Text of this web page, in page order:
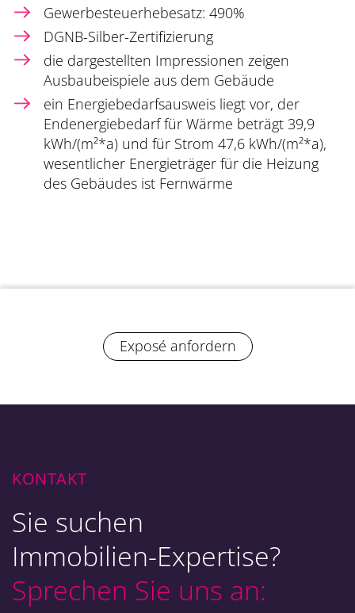
Gewerbesteuerhebesatz: 490%
DGNB-Silber-Zertifizierung
die dargestellten Impressionen zeigen
Ausbaubeispiele aus dem Gebäude
ein Energiebedarfsausweis liegt vor, der
Endenergiebedarf für Wärme beträgt 39,9
kWh/(m²*a) und für Strom 47,6 kWh/(m²*a),
wesentlicher Energieträger für die Heizung
des Gebäudes ist Fernwärme
Exposé anfordern
KONTAKT
Sie suchen
Immobilien-Expertise?
Sprechen Sie uns an: